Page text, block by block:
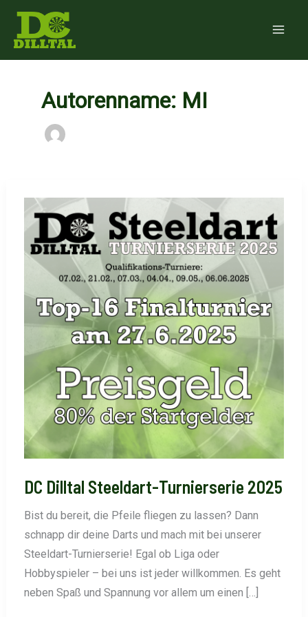
Zum
springen
Autorenname: MI
DC Dilltal Steeldart-Turnierserie 2025
Bist du bereit, die Pfeile fliegen zu lassen? Dann
schnapp dir deine Darts und mach mit bei unserer
Steeldart-Turnierserie! Egal ob Liga oder
Hobbyspieler – bei uns ist jeder willkommen. Es geht
neben Spaß und Spannung vor allem um einen […]